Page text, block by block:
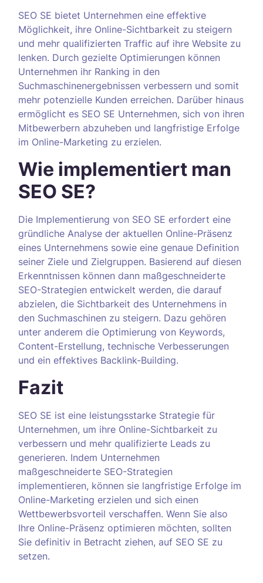
SEO SE bietet Unternehmen eine effektive
Möglichkeit, ihre Online-Sichtbarkeit zu steigern
und mehr qualifizierten Traffic auf ihre Website zu
lenken. Durch gezielte Optimierungen können
Unternehmen ihr Ranking in den
Suchmaschinenergebnissen verbessern und somit
mehr potenzielle Kunden erreichen. Darüber hinaus
ermöglicht es SEO SE Unternehmen, sich von ihren
Mitbewerbern abzuheben und langfristige Erfolge
im Online-Marketing zu erzielen.
Wie implementiert man
SEO SE?
Die Implementierung von SEO SE erfordert eine
gründliche Analyse der aktuellen Online-Präsenz
eines Unternehmens sowie eine genaue Definition
seiner Ziele und Zielgruppen. Basierend auf diesen
Erkenntnissen können dann maßgeschneiderte
SEO-Strategien entwickelt werden, die darauf
abzielen, die Sichtbarkeit des Unternehmens in
den Suchmaschinen zu steigern. Dazu gehören
unter anderem die Optimierung von Keywords,
Content-Erstellung, technische Verbesserungen
und ein effektives Backlink-Building.
Fazit
SEO SE ist eine leistungsstarke Strategie für
Unternehmen, um ihre Online-Sichtbarkeit zu
verbessern und mehr qualifizierte Leads zu
generieren. Indem Unternehmen
maßgeschneiderte SEO-Strategien
implementieren, können sie langfristige Erfolge im
Online-Marketing erzielen und sich einen
Wettbewerbsvorteil verschaffen. Wenn Sie also
Ihre Online-Präsenz optimieren möchten, sollten
Sie definitiv in Betracht ziehen, auf SEO SE zu
setzen.